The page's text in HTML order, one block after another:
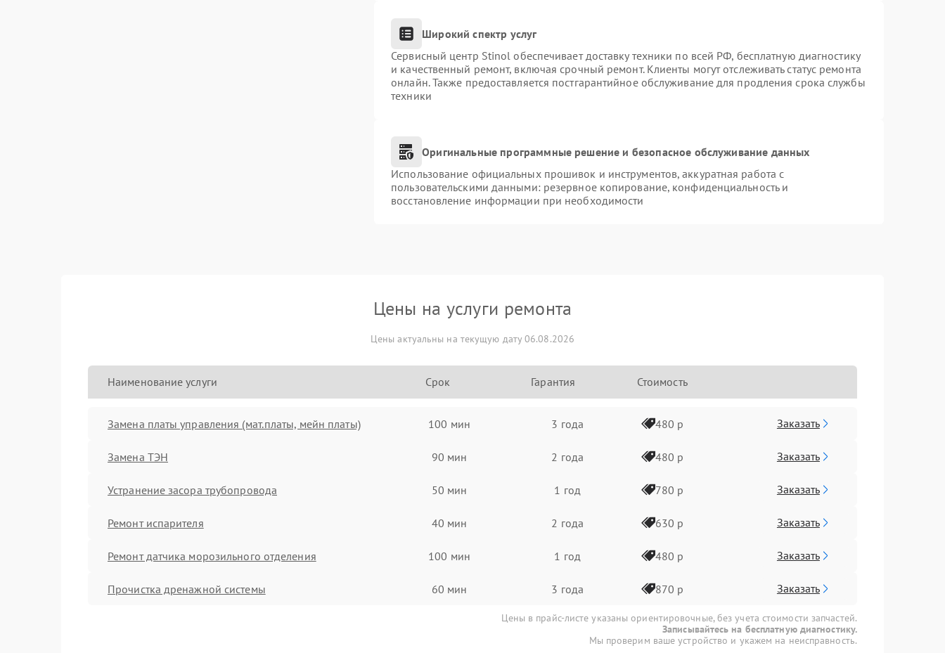
Широкий спектр услуг
Сервисный центр Stinol обеспечивает доставку техники по всей РФ, бесплатную диагностику
и качественный ремонт, включая срочный ремонт. Клиенты могут отслеживать статус ремонта
онлайн. Также предоставляется постгарантийное обслуживание для продления срока службы
техники
Оригинальные программные решение и безопасное обслуживание данных
Использование официальных прошивок и инструментов, аккуратная работа с
пользовательскими данными: резервное копирование, конфиденциальность и
восстановление информации при необходимости
Цены на услуги ремонта
Цены актуальны на текущую дату 06.08.2026
Наименование услуги Срок Гарантия Стоимость
Замена платы управления (мат.платы, мейн платы) 100 мин 3 года 480 р Заказать
Замена ТЭН 90 мин 2 года 480 р Заказать
Устранение засора трубопровода 50 мин 1 год 780 р Заказать
Ремонт испарителя 40 мин 2 года 630 р Заказать
Ремонт датчика морозильного отделения 100 мин 1 год 480 р Заказать
Прочистка дренажной системы 60 мин 3 года 870 р Заказать
Цены в прайс-листе указаны ориентировочные, без учета стоимости запчастей.
Записывайтесь на бесплатную диагностику.
Мы проверим ваше устройство и укажем на неисправность.